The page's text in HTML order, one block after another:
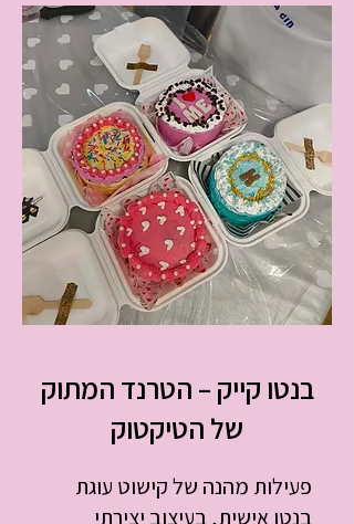
Mains
בנטו קייק – הטרנד המתוק
של הטיקטוק
פעילות מהנה של קישוט עוגת
בנטו אישית, בעיצוב יצירתי